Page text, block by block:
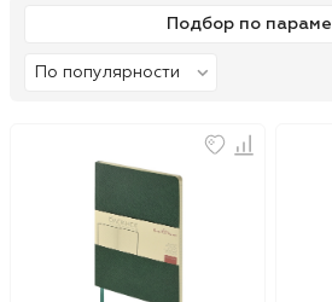
Подбор по